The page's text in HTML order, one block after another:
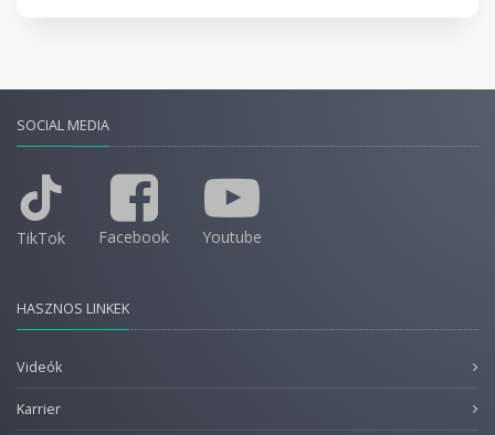
SOCIAL MEDIA
TikTok Facebook Youtube
HASZNOS LINKEK
Videók
Karrier